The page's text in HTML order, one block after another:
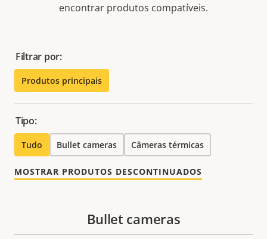
encontrar produtos compatíveis.
Filtrar por:
Produtos principais
Tipo:
Tudo Bullet cameras Câmeras térmicas
MOSTRAR PRODUTOS DESCONTINUADOS
Bullet cameras